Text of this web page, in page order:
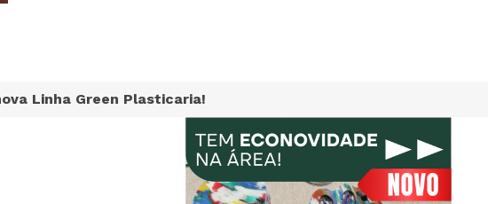
Linha Green Plasticaria!